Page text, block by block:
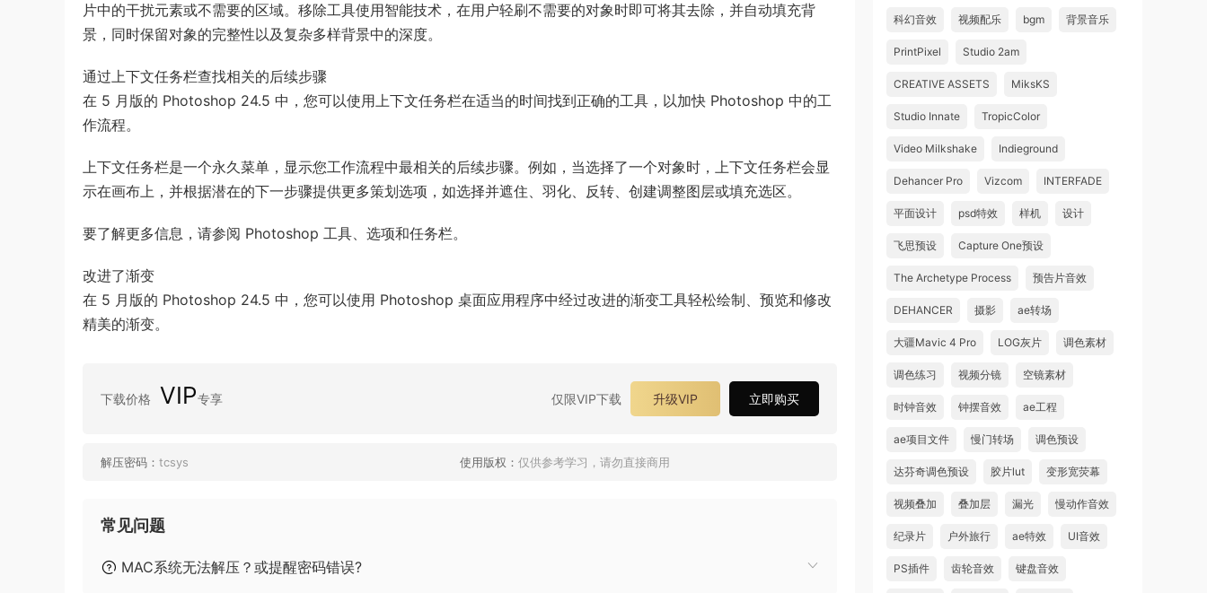
片中的干扰元素或不需要的区域。移除工具使用智能技术，在用户轻刷不需要的对象时即可将其去除，并自动填充背
景，同时保留对象的完整性以及复杂多样背景中的深度。
通过上下文任务栏查找相关的后续步骤
在 5 月版的 Photoshop 24.5 中，您可以使用上下文任务栏在适当的时间找到正确的工具，以加快 Photoshop 中的工
作流程。
上下文任务栏是一个永久菜单，显示您工作流程中最相关的后续步骤。例如，当选择了一个对象时，上下文任务栏会显
示在画布上，并根据潜在的下一步骤提供更多策划选项，如选择并遮住、羽化、反转、创建调整图层或填充选区。
要了解更多信息，请参阅 Photoshop 工具、选项和任务栏。
改进了渐变
在 5 月版的 Photoshop 24.5 中，您可以使用 Photoshop 桌面应用程序中经过改进的渐变工具轻松绘制、预览和修改
精美的渐变。
下载价格 VIP专享 仅限VIP下载 升级VIP 立即购买
解压密码： tcsys 使用版权： 仅供参考学习，请勿直接商用
常见问题
MAC系统无法解压？或提醒密码错误?
科幻音效 视频配乐 bgm 背景音乐
PrintPixel Studio 2am
CREATIVE ASSETS MiksKS
Studio Innate TropicColor
Video Milkshake Indieground
Dehancer Pro Vizcom INTERFADE
平面设计 psd特效 样机 设计
飞思预设 Capture One预设
The Archetype Process 预告片音效
DEHANCER 摄影 ae转场
大疆Mavic 4 Pro LOG灰片 调色素材
调色练习 视频分镜 空镜素材
时钟音效 钟摆音效 ae工程
ae项目文件 慢门转场 调色预设
达芬奇调色预设 胶片lut 变形宽荧幕
视频叠加 叠加层 漏光 慢动作音效
纪录片 户外旅行 ae特效 UI音效
PS插件 齿轮音效 键盘音效